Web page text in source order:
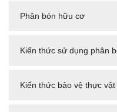
Phân bón hữu cơ
Kiến thức sử dụng phân
Kiến thức bảo vệ thực vật